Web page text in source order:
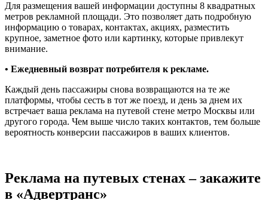
Для размещения вашей информации доступны 8 квадратных
метров рекламной площади. Это позволяет дать подробную
информацию о товарах, контактах, акциях, разместить
крупное, заметное фото или картинку, которые привлекут
внимание.
• Ежедневный возврат потребителя к рекламе.
Каждый день пассажиры снова возвращаются на те же
платформы, чтобы сесть в тот же поезд, и день за днем их
встречает ваша реклама на путевой стене метро Москвы или
другого города. Чем выше число таких контактов, тем больше
вероятность конверсии пассажиров в ваших клиентов.
Реклама на путевых стенах – закажите
в «Адвертранс»